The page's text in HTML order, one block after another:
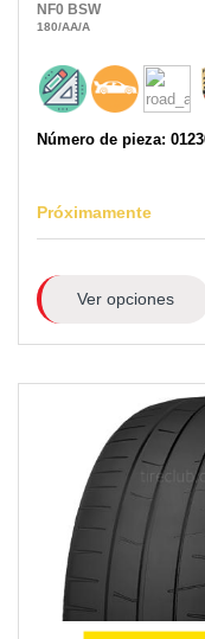
NF0 BSW
180/AA/A
Número de pieza:
Próximamente
Ver opciones